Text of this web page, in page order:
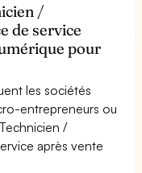
/
de service
pour
les sociétés
entrepreneurs ou
/
après vente